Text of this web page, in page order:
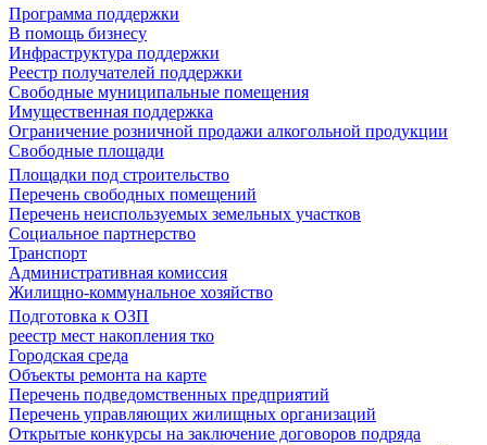
Программа поддержки
В помощь бизнесу
Инфраструктура поддержки
Реестр получателей поддержки
Свободные муниципальные помещения
Имущественная поддержка
Ограничение розничной продажи алкогольной продукции
Свободные площади
Площадки под строительство
Перечень свободных помещений
Перечень неиспользуемых земельных участков
Социальное партнерство
Транспорт
Административная комиссия
Жилищно-коммунальное хозяйство
Подготовка к ОЗП
реестр мест накопления тко
Городская среда
Объекты ремонта на карте
Перечень подведомственных предприятий
Перечень управляющих жилищных организаций
Открытые конкурсы на заключение договоров подряда